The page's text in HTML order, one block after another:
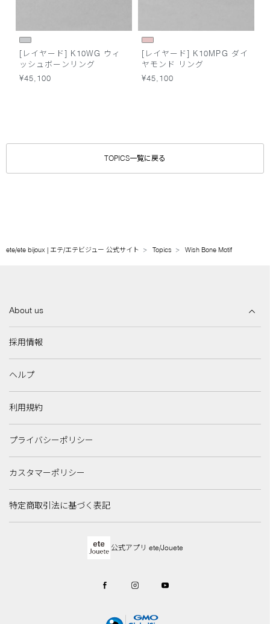
[レイヤード] K10WG ウィ
ッシュボーンリング
¥45,100
[レイヤード] K10MPG ダイ
ヤモンド リング
¥45,100
TOPICS一覧に戻る
ete/ete bijoux | エテ/エテビジュー 公式サイト Topics Wish Bone Motif
About us
採用情報
ヘルプ
利用規約
プライバシーポリシー
カスタマーポリシー
特定商取引法に基づく表記
公式アプリ ete/Jouete